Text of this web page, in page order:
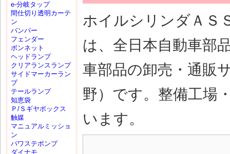
ホイルシリンダＡＳ
は、全日本自動車部
車部品の卸売・通販
野）です。整備工場
います。
e-分岐タップ
間仕切り透明カーテ
ン
バンパー
フェンダー
ボンネット
ヘッドランプ
クリアランスランプ
サイドマーカーラン
プ
テールランプ
知恵袋
Ｐ/Ｓギヤボックス
触媒
マニュアルミッショ
ン
パワステポンプ
ダイナモ